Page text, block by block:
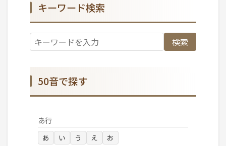
キーワード検索
検索
50音で探す
あ行
あ い う え お